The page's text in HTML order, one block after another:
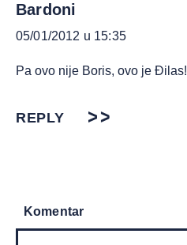
Bardoni
05/01/2012 u 15:35
Pa ovo nije Boris, ovo je Đilas!
REPLY
Komentar